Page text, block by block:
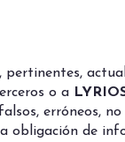
o a
erróneos,
de